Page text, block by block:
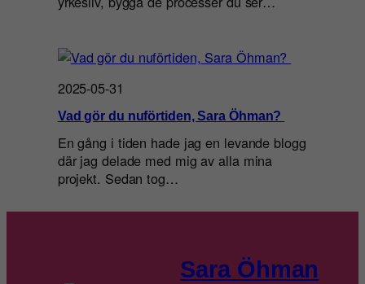
2025-05-31
Vad gör du nuförtiden, Sara Öhman?
En gång i tiden hade jag en levande blogg
där jag delade med mig av alla mina
projekt. Sedan tog…
Sara Öhman